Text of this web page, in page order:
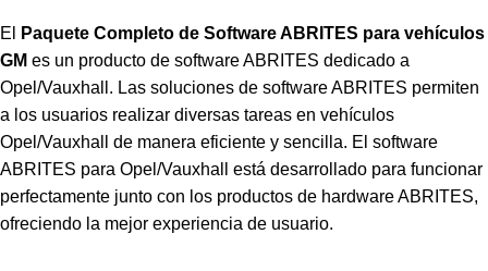
El
Paquete Completo de Software ABRITES para vehículos
GM es un producto de software ABRITES dedicado a
Opel/Vauxhall. Las soluciones de software ABRITES permiten
a los usuarios realizar diversas tareas en vehículos
Opel/Vauxhall de manera eficiente y sencilla. El software
ABRITES para Opel/Vauxhall está desarrollado para funcionar
perfectamente junto con los productos de hardware ABRITES,
ofreciendo la mejor experiencia de usuario.